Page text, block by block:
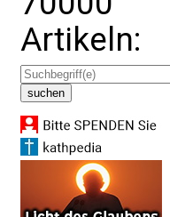
Artikeln: